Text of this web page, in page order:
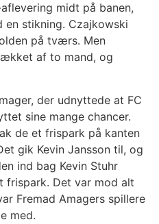
midt på banen,
stikning. Czajkowski
på tværs. Men
af to mand, og
der udnyttede at FC
sine mange chancer.
de et frispark på kanten
gik Kevin Jansson til, og
ind bag Kevin Stuhr
frispark. Det var mod alt
Fremad Amagers spillere
med.